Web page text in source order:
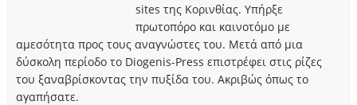
sites της Κορινθίας. Υπήρξε
πρωτοπόρο και καινοτόμο με
αμεσότητα προς τους αναγνώστες του. Μετά από μια
δύσκολη περίοδο το Diogenis-Press επιστρέφει στις ρίζες
του ξαναβρίσκοντας την πυξίδα του. Ακριβώς όπως το
αγαπήσατε.